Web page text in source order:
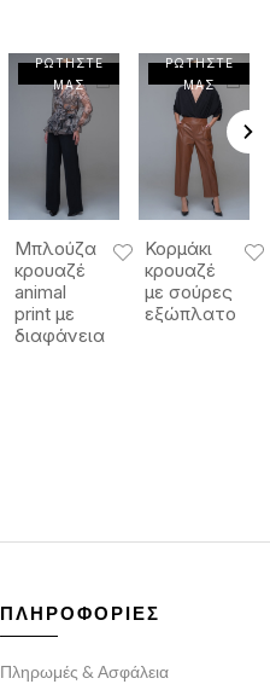
ΡΩΤΗΣΤΕ
ΜΑΣ
Μπλούζα
κρουαζέ
animal
print με
διαφάνεια
ΡΩΤΗΣΤΕ
ΜΑΣ
Κορμάκι
κρουαζέ
με σούρες
εξώπλατο
ΠΛΗΡΟΦΟΡΙΕΣ
Πληρωμές & Ασφάλεια